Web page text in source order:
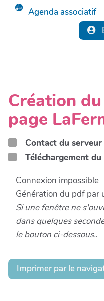
Agenda associatif
Création
page
Contact du
Téléchargement
Connexion impossible
Génération du pdf par
Si une fenêtre ne
dans quelques
le bouton ci-dessous..
Imprimer par le